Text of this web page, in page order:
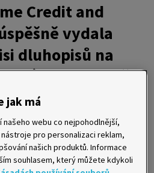
Credit and
vydala
dluhopisů na
trzích v hodnotě
Home Credit and Finance
), jedna z předních bank
jak má
webu co nejpohodlnější,
pro personalizaci reklam,
našich produktů. Informace
souhlasem, který můžete kdykoli